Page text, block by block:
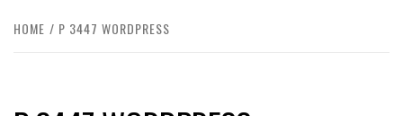
HOME P 3447 WORDPRESS